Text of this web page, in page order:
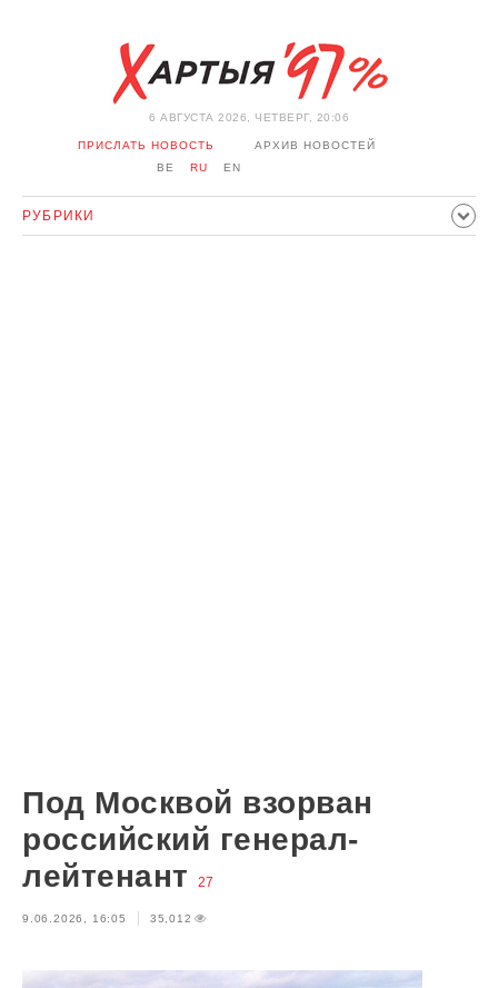
6 АВГУСТА 2026, ЧЕТВЕРГ, 20:06
ПРИСЛАТЬ НОВОСТЬ
АРХИВ НОВОСТЕЙ
BE
RU EN
РУБРИКИ
Под Москвой взорван
российский генерал-
лейтенант
27
9.06.2026, 16:05 35,012